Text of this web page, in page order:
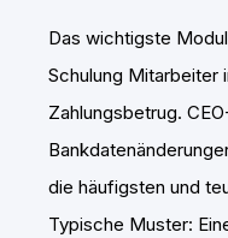
Das wichtigste
Schulung Mitarbeiter
Zahlungsbetrug.
die häufigsten und
Typische Muster: